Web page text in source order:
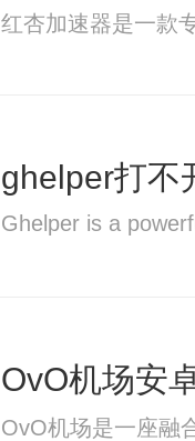
红杏加速器是一款
ghelper打不
Ghelper is a
OvO机场安
OvO机场是一座融